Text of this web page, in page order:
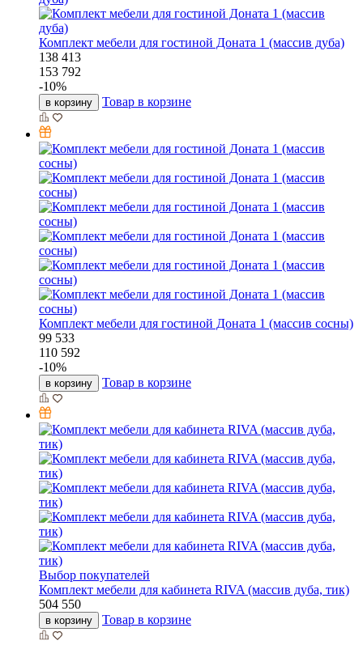
Комплект мебели для гостиной Доната 1 (массив дуба)
138 413
153 792
-10%
в корзину Товар в корзине
Комплект мебели для гостиной Доната 1 (массив сосны)
99 533
110 592
-10%
в корзину Товар в корзине
Выбор покупателей
Комплект мебели для кабинета RIVA (массив дуба, тик)
504 550
в корзину Товар в корзине